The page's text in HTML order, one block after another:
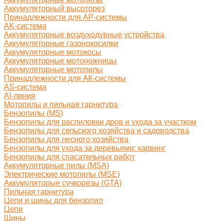
Аккумуляторный высоторез
Принадлежности для AP-системы
AK-система
Аккумуляторные воздуходувные устройства
Аккумуляторные газонокосилки
Аккумуляторные мотокосы
Аккумуляторные мотоножницы
Аккумуляторные мотопилы
Принадлежности для АК-системы
AS-система
AI-линия
Мотопилы и пильная гарнитура
Бензопилы (MS)
Бензопилы для распиловки дров и ухода за участком
Бензопилы для сельского хозяйства и садоводства
Бензопилы для лесного хозяйства
Бензопилы для ухода за деревьями: карвинг
Бензопилы для спасательных работ
Аккумуляторные пилы (MSA)
Электрические мотопилы (MSE)
Аккумуляторые сучкорезы (GTA)
Пильная гарнитура
Цепи и шины для бензопил
Цепи
Шины